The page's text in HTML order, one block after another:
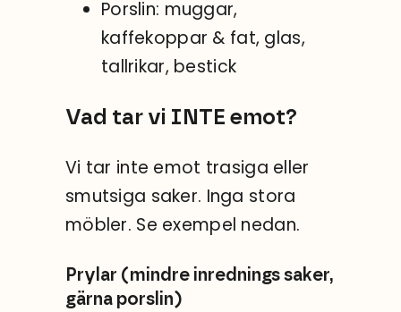
Porslin: muggar,
kaffekoppar & fat, glas,
tallrikar, bestick
Vad tar vi INTE emot?
Vi tar inte emot trasiga eller
smutsiga saker. Inga stora
möbler. Se exempel nedan.
Prylar (mindre inrednings saker,
gärna porslin)